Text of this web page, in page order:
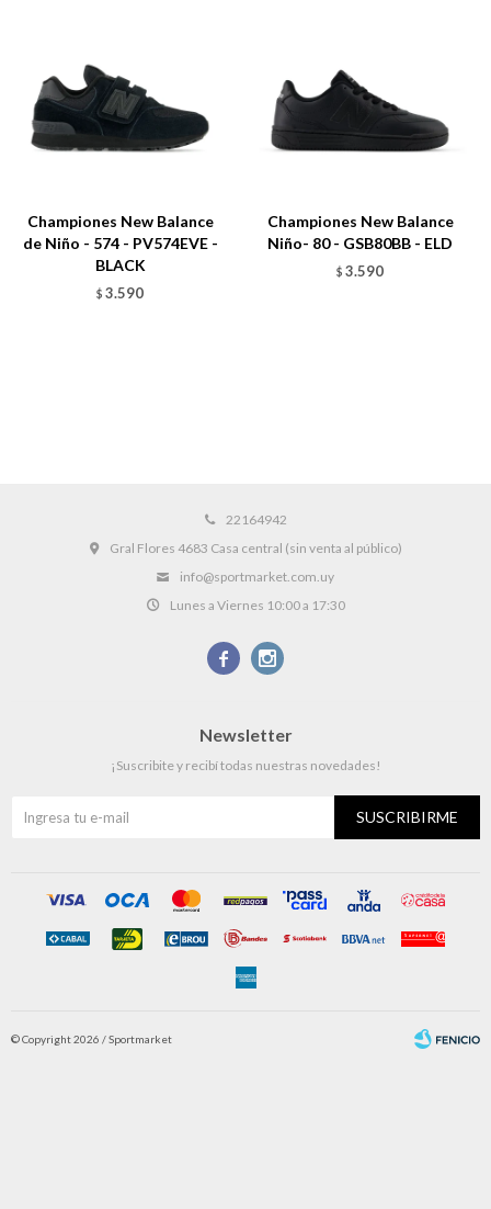
Championes New Balance
de Niño - 574 - PV574EVE -
BLACK
$ 3.590
Championes New Balance
Niño- 80 - GSB80BB - ELD
$ 3.590
22164942
Gral Flores 4683 Casa central (sin venta al público)
info@sportmarket.com.uy
Lunes a Viernes 10:00 a 17:30
 
Newsletter
¡Suscribite y recibí todas nuestras novedades!
SUSCRIBIRME
© Copyright 2026 / Sportmarket